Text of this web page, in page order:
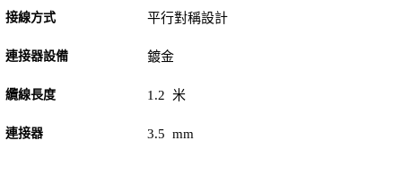
接線方式 平行對稱設計
連接器設備 鍍金
纜線長度 1.2 米
連接器 3.5 mm